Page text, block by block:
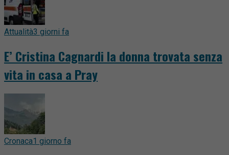
Attualità3 giorni fa
E’ Cristina Cagnardi la donna trovata senza
vita in casa a Pray
Cronaca1 giorno fa